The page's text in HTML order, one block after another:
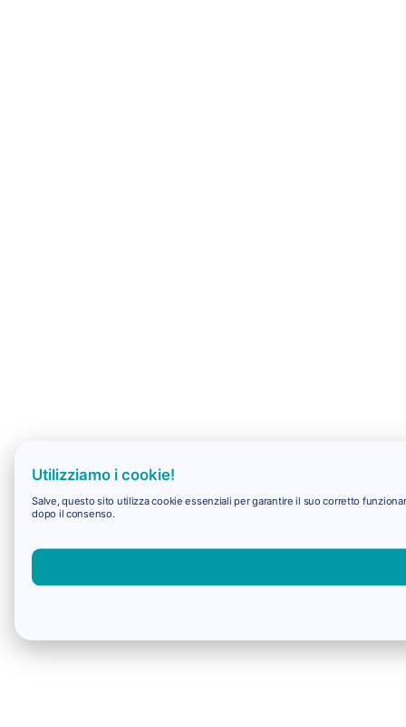
Utilizziamo i cookie!
Salve, questo sito utilizza cookie essenziali per garantire il suo corretto
dopo il consenso.